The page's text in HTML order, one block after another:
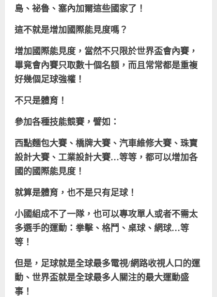
島、祕魯、塞內加爾這些國家了！
這不就是增加國際能見度嗎？
增加國際能見度，當然不只限於世界盃會內賽，
畢竟會內賽只取數十個名額，而且常常都是重複
好幾個足球強權！
不只是體育！
參加各種技能競賽，譬如：
西點麵包大賽、橋牌大賽、汽車維修大賽、珠寶
設計大賽、工業設計大賽…等等，都可以增加各
國的國際能見度！
就算是體育，也不是只有足球！
小國組成不了一隊，也可以專攻單人或者不需太
多選手的運動：拳擊、格鬥、桌球、網球…等
等！
但是，足球就是全球最多電視/網路收視人口的運
動、世界盃就是全球最多人關注的最大運動盛
事！